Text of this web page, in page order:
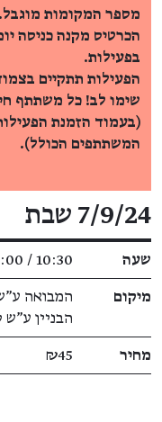
מספר המקומות מוגבל.
הכרטיס מקנה כניסה
בפעילות.
הפעילות תתקיים
שימו לב! כל משתתף
(בעמוד הזמנת
המשתתפים הכולל).
פרטי האירוע
7/9/24 שבת
שעה 10:30 / 12:00
מיקום
המבואה
הבניין ע"ש
מחיר ₪45